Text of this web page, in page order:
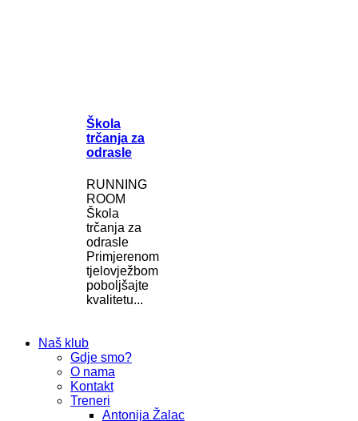
Škola
trčanja za
odrasle
RUNNING
ROOM
Škola
trčanja za
odrasle
Primjerenom
tjelovježbom
poboljšajte
kvalitetu...
Naš klub
Gdje smo?
O nama
Kontakt
Treneri
Antonija Žalac